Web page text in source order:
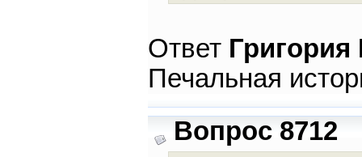
Ответ
Печальная
Вопрос 8712